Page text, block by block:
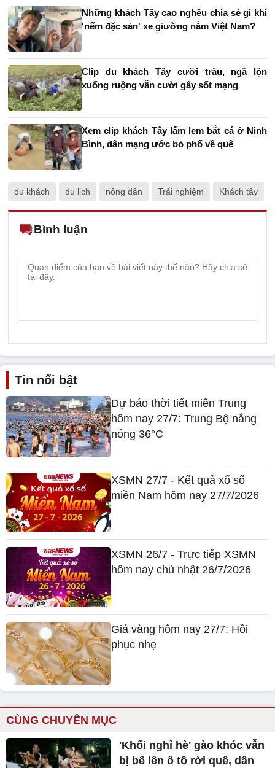
Những khách Tây cao nghều chia sẻ gì khi
'nếm đặc sản' xe giường nằm Việt Nam?
Clip du khách Tây cưỡi trâu, ngã lộn
xuống ruộng vẫn cười gây sốt mạng
Xem clip khách Tây lấm lem bắt cá ở Ninh
Bình, dân mạng ước bỏ phố về quê
du khách du lịch nông dân Trải nghiệm Khách tây
Bình luận
Tin nổi bật
Dự báo thời tiết miền Trung
hôm nay 27/7: Trung Bộ nắng
nóng 36°C
XSMN 27/7 - Kết quả xổ số
miền Nam hôm nay 27/7/2026
XSMN 26/7 - Trực tiếp XSMN
hôm nay chủ nhật 26/7/2026
Giá vàng hôm nay 27/7: Hồi
phục nhẹ
CÙNG CHUYÊN MỤC
'Khối nghỉ hè' gào khóc vẫn
bị bế lên ô tô rời quê, dân